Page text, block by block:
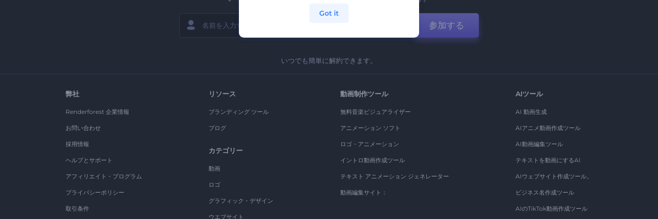
参加する
いつでも簡単に解約できます。
弊社
Renderforest 企業情報
お問い合わせ
採用情報
ヘルプとサポート
アフィリエイト・プログラム
プライバシーポリシー
取引条件
リソース
ブランディング ツール
ブログ
カテゴリー
動画
ロゴ
グラフィック・デザイン
ウエブサイト
動画制作ツール
無料音楽ビジュアライザー
アニメーション ソフト
ロゴ・アニメーション
イントロ動画作成ツール
テキスト アニメーション ジェネレーター
動画編集サイト：
AIツール
AI 動画生成
AIアニメ動画作成ツール
AI動画編集ツール
テキストを動画にするAI
AIウェブサイト作成ツール。
ビジネス名作成ツール
AIのTikTok動画作成ツール
Got it